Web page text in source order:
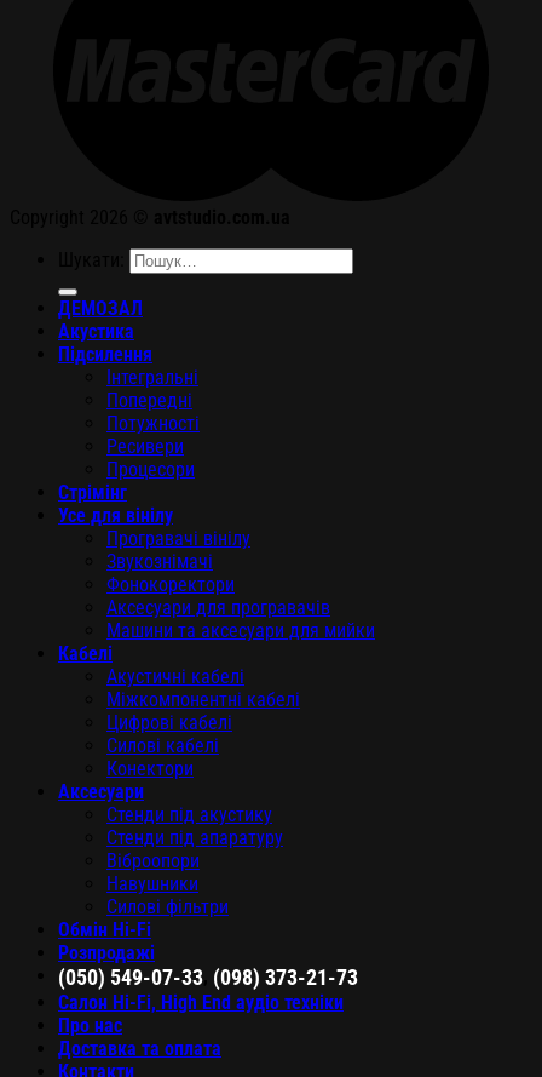
ДЕМОЗАЛ
Акустика
Підсилення
Інтегральні
Попередні
Потужності
Ресивери
Процесори
Стрімінг
Усе для вінілу
Програвачі вінілу
Звукознімачі
Фонокоректори
Аксесуари для програвачів
Машини та аксесуари для мийки
Кабелі
Акустичні кабелі
Міжкомпонентні кабелі
Цифрові кабелі
Силові кабелі
Конектори
Аксесуари
Стенди під акустику
Стенди під апаратуру
Віброопори
Навушники
Силові фільтри
Обмін Hi-Fi
Розпродажі
(050) 549-07-33 (098) 373-21-73
Салон Hi-Fi, High End аудіо техніки
Про нас
Доставка та оплата
Контакти